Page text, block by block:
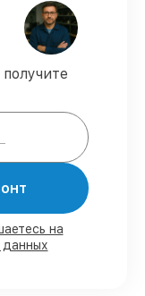
отбор и
–
без
со
наблюдения
на
данных